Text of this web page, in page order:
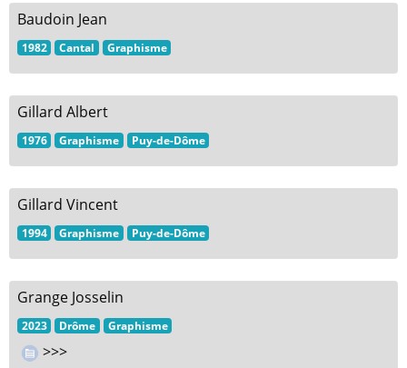
Baudoin Jean
1982 Cantal Graphisme
Gillard Albert
1976 Graphisme Puy-de-Dôme
Gillard Vincent
1994 Graphisme Puy-de-Dôme
Grange Josselin
2023 Drôme Graphisme
>>>